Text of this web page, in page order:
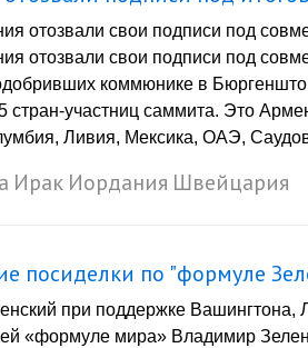
отозвали свои подписи под
отозвали свои подписи под
коммюнике в
стран-участниц саммита. Это
Ливия, Мексика, ОАЭ,
Ирак Иордания Швейцария
посиделки по "формуле
при поддержке
«формуле мира» Владимир